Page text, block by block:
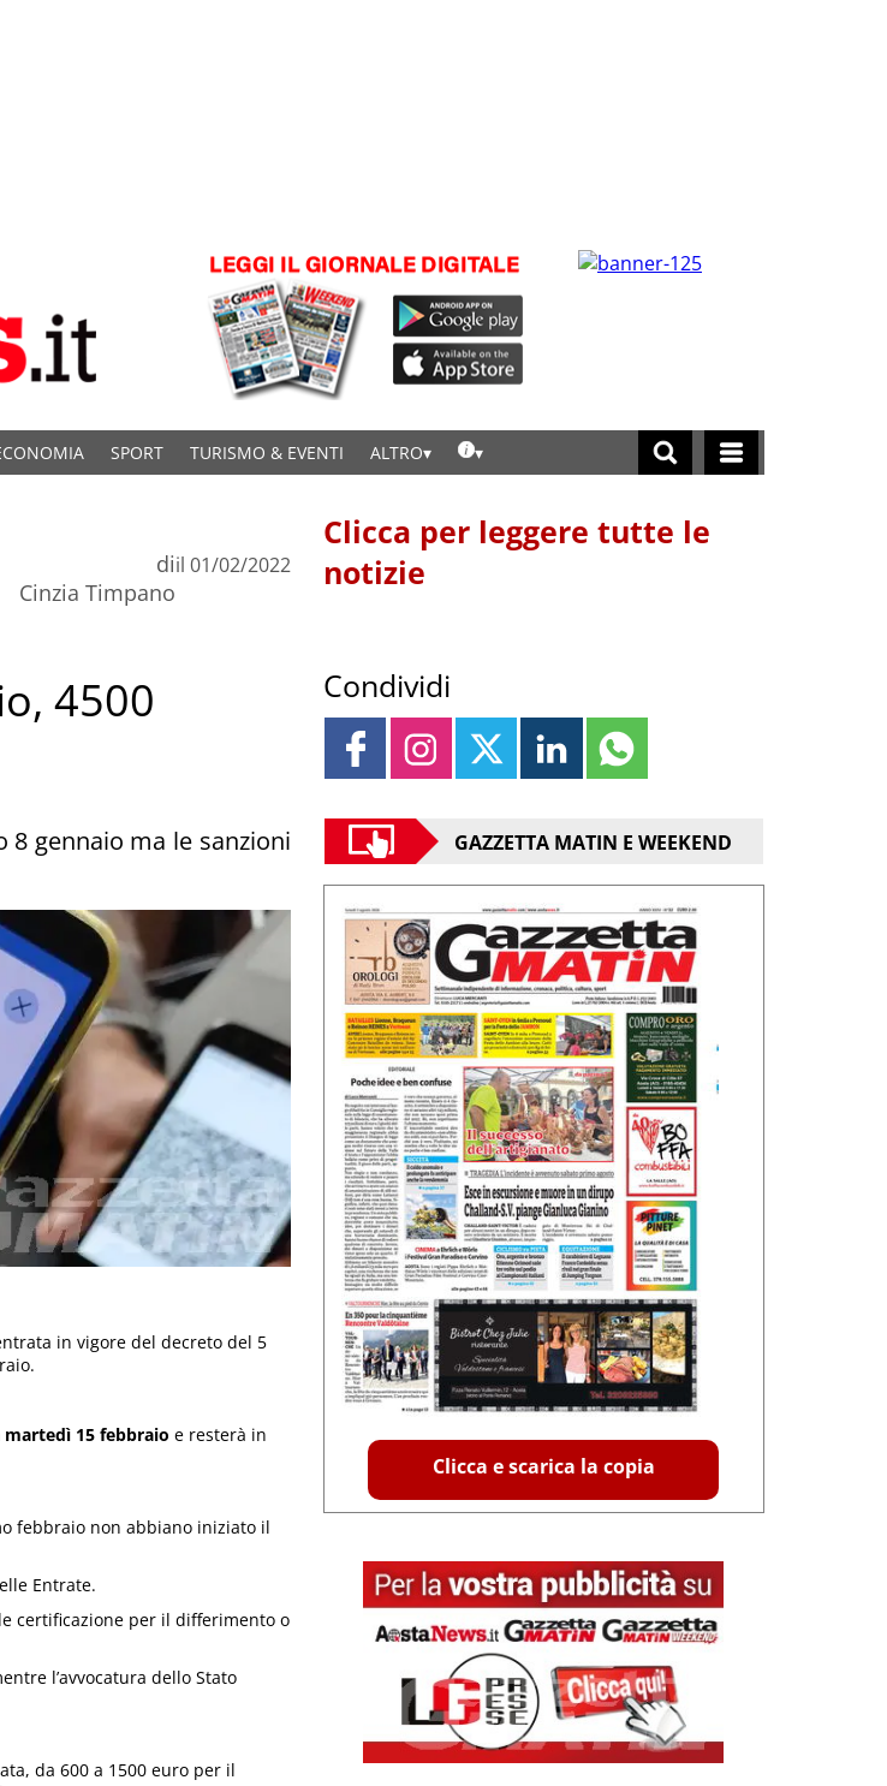
SPORT TURISMO & EVENTI ALTRO
di
Cinzia Timpano
il 01/02/2022
4500
8 gennaio ma le sanzioni
in vigore del decreto del 5
15 febbraio e resterà in
febbraio non abbiano iniziato il
Entrate.
certificazione per il differimento o
l’avvocatura dello Stato
da 600 a 1500 euro per il
Clicca per leggere tutte le
notizie
Condividi
GAZZETTA MATIN E WEEKEND
Clicca e scarica la copia